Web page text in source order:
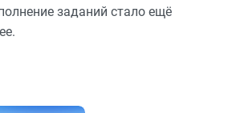
заданий стало ещё